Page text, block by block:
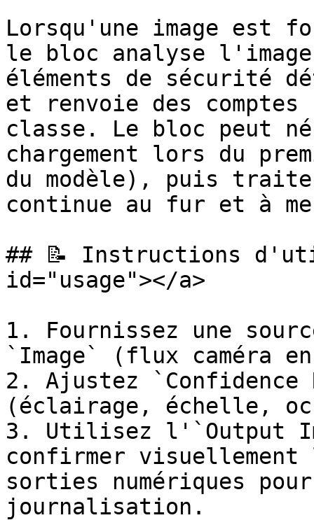
Lorsqu'une image est
le bloc analyse
éléments de sécurité
et renvoie des comptes
classe. Le bloc peut
chargement lors du
du modèle), puis
continue au fur et à
## 📝 Instructions
id="usage"></a>
1. Fournissez une
`Image` (flux caméra
2. Ajustez
(éclairage, échelle,
3. Utilisez l'`Output
confirmer
sorties numériques
journalisation.